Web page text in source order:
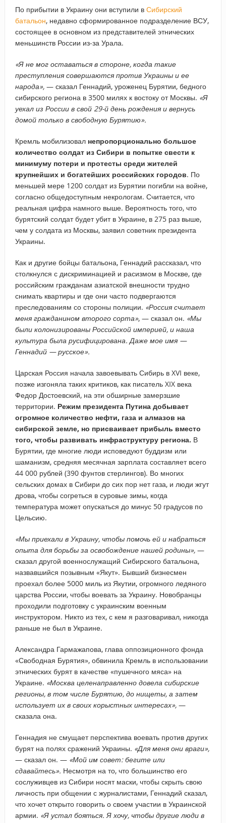
По прибытии в Украину они вступили в Сибирский
батальон, недавно сформированное подразделение ВСУ,
состоящее в основном из представителей этнических
меньшинств России из-за Урала.
«Я не мог оставаться в стороне, когда такие
преступления совершаются против Украины и ее
народа»,— сказал Геннадий, уроженец Бурятии, бедного
сибирского региона в 3500 милях к востоку от Москвы. «Я
уехал из России в свой 29-й день рождения и вернусь
домой только в свободную Бурятию».
Кремль мобилизовал непропорционально большое
количество солдат из Сибири в попытке свести к
минимуму потери и протесты среди жителей
крупнейших и богатейших российских городов. По
меньшей мере 1200 солдат из Бурятии погибли на войне,
согласно общедоступным некрологам. Считается, что
реальная цифра намного выше. Вероятность того, что
бурятский солдат будет убит в Украине, в 275 раз выше,
чем у солдата из Москвы, заявил советник президента
Украины.
Как и другие бойцы батальона, Геннадий рассказал, что
столкнулся с дискриминацией и расизмом в Москве, где
российским гражданам азиатской внешности трудно
снимать квартиры и где они часто подвергаются
преследованиям со стороны полиции. «Россия считает
меня гражданином второго сорта», — сказал он. «Мы
были колонизированы Российской империей, и наша
культура была русифицирована. Даже мое имя —
Геннадий — русское».
Царская Россия начала завоевывать Сибирь в XVI веке,
позже изгоняла таких критиков, как писатель XIX века
Федор Достоевский, на эти обширные замерзшие
территории. Режим президента Путина добывает
огромное количество нефти, газа и алмазов на
сибирской земле, но присваивает прибыль вместо
того, чтобы развивать инфраструктуру региона. В
Бурятии, где многие люди исповедуют буддизм или
шаманизм, средняя месячная зарплата составляет всего
44 000 рублей (390 фунтов стерлингов). Во многих
сельских домах в Сибири до сих пор нет газа, и люди жгут
дрова, чтобы согреться в суровые зимы, когда
температура может опускаться до минус 50 градусов по
Цельсию.
«Мы приехали в Украину, чтобы помочь ей и набраться
опыта для борьбы за освобождение нашей родины»,—
сказал другой военнослужащий Сибирского батальона,
назвавшийся позывным «Якут». Бывший бизнесмен
проехал более 5000 миль из Якутии, огромного ледяного
царства России, чтобы воевать за Украину. Новобранцы
проходили подготовку с украинским военным
инструктором. Никто из тех, с кем я разговаривал, никогда
раньше не был в Украине.
Александра Гармажапова, глава оппозиционного фонда
«Свободная Бурятия», обвинила Кремль в использовании
этнических бурят в качестве «пушечного мяса» на
Украине. «Москва целенаправленно довела сибирские
регионы, в том числе Бурятию, до нищеты, а затем
использует их в своих корыстных интересах»,—
сказала она.
Геннадия не смущает перспектива воевать против других
бурят на полях сражений Украины. «Для меня они враги»,
— сказал он. — «Мой им совет: бегите или
сдавайтесь». Несмотря на то, что большинство его
сослуживцев из Сибири носят маски, чтобы скрыть свою
личность при общении с журналистами, Геннадий сказал,
что хочет открыто говорить о своем участии в Украинской
армии. «Я устал бояться. Я хочу, чтобы другие люди в